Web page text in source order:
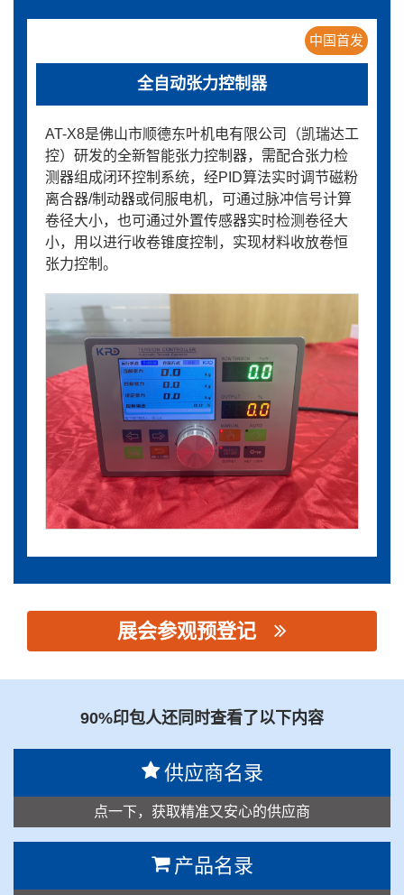
中国首发
全自动张力控制器
AT-X8是佛山市顺德东叶机电有限公司（凯瑞达工
控）研发的全新智能张力控制器，需配合张力检
测器组成闭环控制系统，经PID算法实时调节磁粉
离合器/制动器或伺服电机，可通过脉冲信号计算
卷径大小，也可通过外置传感器实时检测卷径大
小，用以进行收卷锥度控制，实现材料收放卷恒
张力控制。
展会参观预登记
90%印包人还同时查看了以下内容
供应商名录
点一下，获取精准又安心的供应商
产品名录